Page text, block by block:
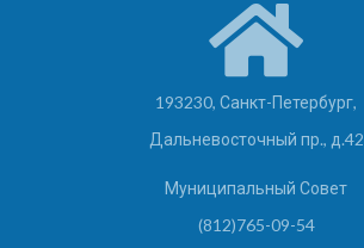
193230, Санкт-Петербург,
Дальневосточный пр., д.42
Муниципальный Совет
(812)765-09-54